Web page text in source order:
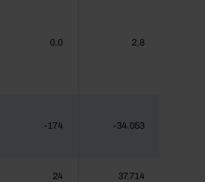
0,0 2,8
-174 -34.053
24 37.714